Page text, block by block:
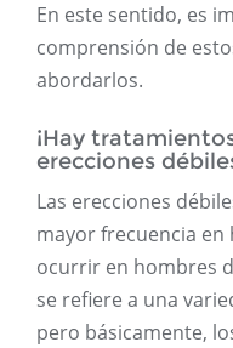
En este sentido, es
comprensión de
abordarlos.
¡Hay
erecciones
Las erecciones
mayor frecuencia en
ocurrir en hombres
se refiere a una
pero básicamente,